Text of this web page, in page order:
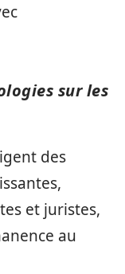
sur les
des
et juristes,
au